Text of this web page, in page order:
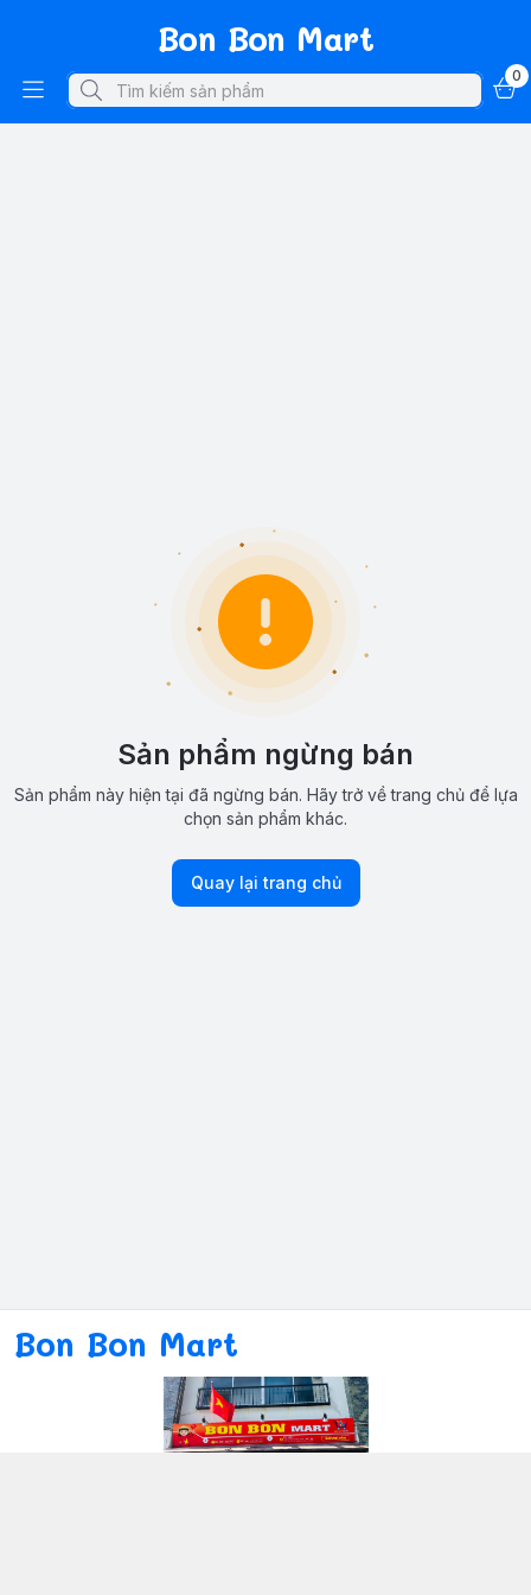
Bon Bon Mart
0
Sản phẩm ngừng bán
Sản phẩm này hiện tại đã ngừng bán. Hãy trở về trang chủ để lựa
chọn sản phẩm khác.
Quay lại trang chủ
Bon Bon Mart